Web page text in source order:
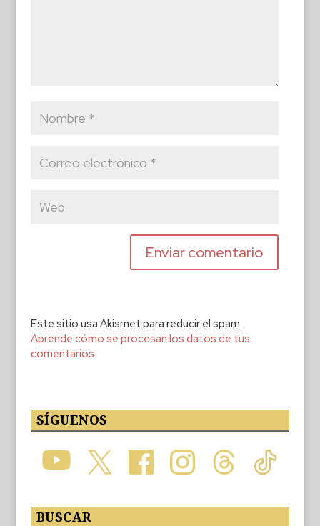
Este sitio usa Akismet para reducir el spam.
Aprende cómo se procesan los datos de tus
comentarios.
SÍGUENOS
BUSCAR